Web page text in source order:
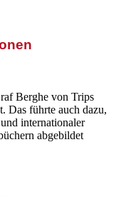
Berghe von Trips
Das führte auch dazu,
internationaler
abgebildet